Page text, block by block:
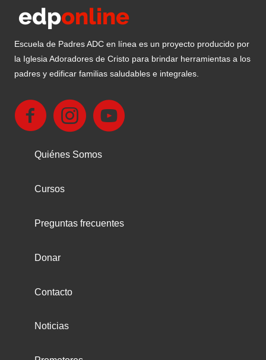
Escuela de Padres ADC en línea es un proyecto producido por
la Iglesia Adoradores de Cristo para brindar herramientas a los
padres y edificar familias saludables e integrales.
Quiénes Somos
Cursos
Preguntas frecuentes
Donar
Contacto
Noticias